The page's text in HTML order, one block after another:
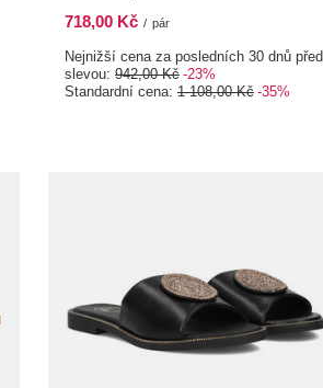
718,00 Kč / pár
Nejnižší cena za posledních 30 dnů před
slevou: 942,00 Kč -23%
Standardní cena: 1 108,00 Kč -35%